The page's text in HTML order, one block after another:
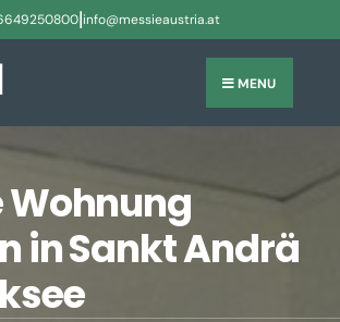
|info@messieaustria.at
MENU
Wohnung
in Sankt Andrä